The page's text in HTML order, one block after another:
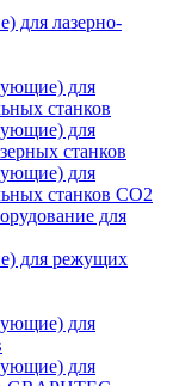
для лазерно-
для
станков
для
станков
для
станков CO2
для
для режущих
для
для